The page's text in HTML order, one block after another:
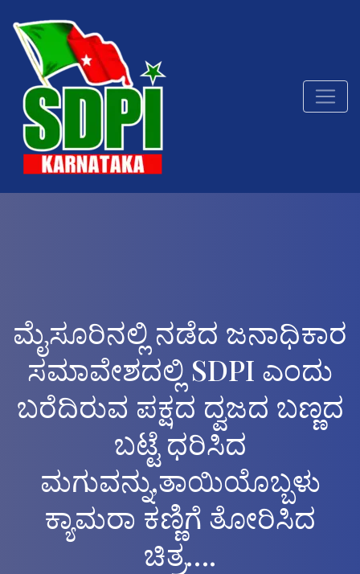
ಮೈಸೂರಿನಲ್ಲಿ ನಡೆದ ಜನಾಧಿಕಾರ
ಸಮಾವೇಶದಲ್ಲಿ SDPI ಎಂದು
ಬರೆದಿರುವ ಪಕ್ಷದ ದ್ವಜದ ಬಣ್ಣದ
ಬಟ್ಟೆ ಧರಿಸಿದ
ಮಗುವನ್ನು,ತಾಯಿಯೊಬ್ಬಳು
ಕ್ಯಾಮರಾ ಕಣ್ಣಿಗೆ ತೋರಿಸಿದ
ಚಿತ್ರ….